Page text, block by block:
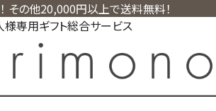
その他20,000円以上で送料無料！
様専用ギフト総合サービス